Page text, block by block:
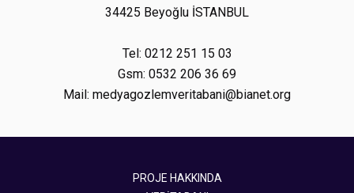
34425 Beyoğlu İSTANBUL
Tel: 0212 251 15 03
Gsm: 0532 206 36 69
Mail: medyagozlemveritabani@bianet.org
PROJE HAKKINDA